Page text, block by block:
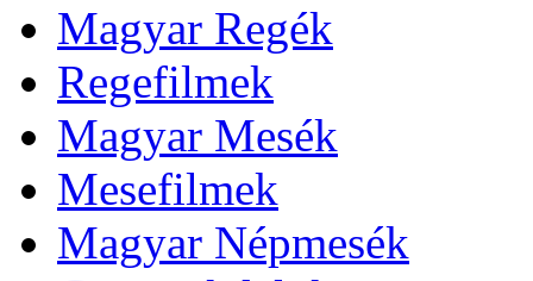
Magyar Regék
Regefilmek
Magyar Mesék
Mesefilmek
Magyar Népmesék